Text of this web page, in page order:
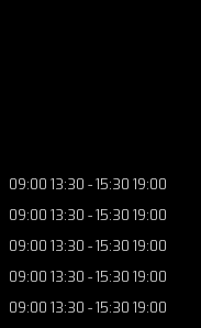
09:00 13:30 - 15:30 19:00
09:00 13:30 - 15:30 19:00
09:00 13:30 - 15:30 19:00
09:00 13:30 - 15:30 19:00
09:00 13:30 - 15:30 19:00